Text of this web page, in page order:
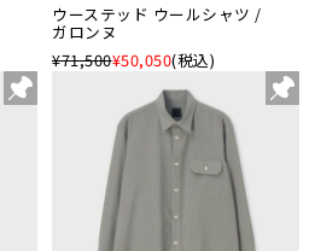
ウーステッド ウールシャツ /
ガロンヌ
¥71,500¥50,050(税込)